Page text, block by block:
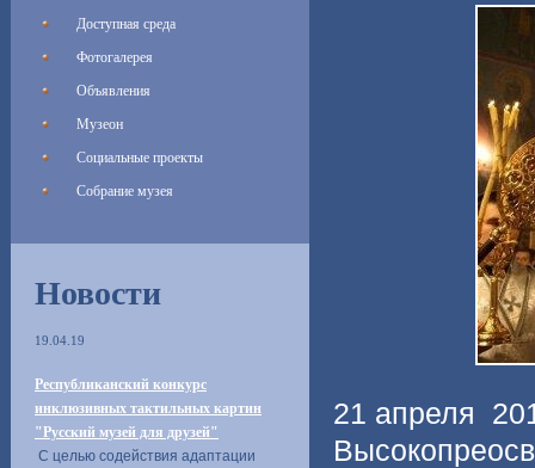
Доступная среда
Фотогалерея
Объявления
Музеон
Социальные проекты
Собрание музея
Новости
19.04.19
Республиканский конкурс
инклюзивных тактильных картин
"Русский музей для друзей"
С целью содействия адаптации
21 апреля